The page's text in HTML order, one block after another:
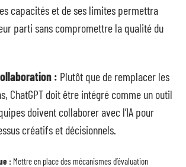
capacités et de ses limites permettra
parti sans compromettre la qualité du
: Plutôt que de remplacer les
ChatGPT doit être intégré comme un outil
doivent collaborer avec l’IA pour
créatifs et décisionnels.
: Mettre en place des mécanismes d’évaluation